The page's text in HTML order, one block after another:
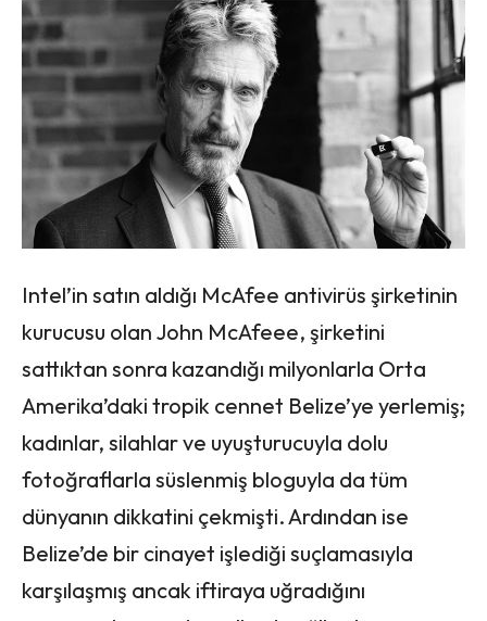
Intel’in satın aldığı McAfee antivirüs şirketinin
kurucusu olan John McAfeee, şirketini
sattıktan sonra kazandığı milyonlarla Orta
Amerika’daki tropik cennet Belize’ye yerlemiş;
kadınlar, silahlar ve uyuşturucuyla dolu
fotoğraflarla süslenmiş bloguyla da tüm
dünyanın dikkatini çekmişti. Ardından ise
Belize’de bir cinayet işlediği suçlamasıyla
karşılaşmış ancak iftiraya uğradığını